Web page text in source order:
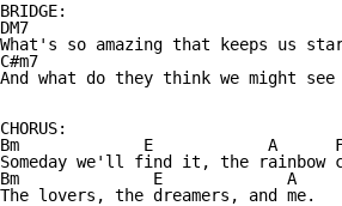
BRIDGE:
DM7
What's so amazing that keeps us
C#m7
And what do they think we might see
CHORUS:
Bm             E            A
Someday we'll find it, the rainbow
Bm              E             A
The lovers, the dreamers, and me.